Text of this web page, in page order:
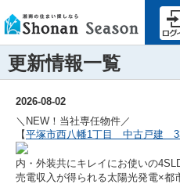
更新情報一覧
2026-08-02
＼NEW！当社専任物件／
【平塚市西八幡1丁目 中古戸建
内・外装共にキレイにお使いの
売電収入が得られる太陽光発電×都